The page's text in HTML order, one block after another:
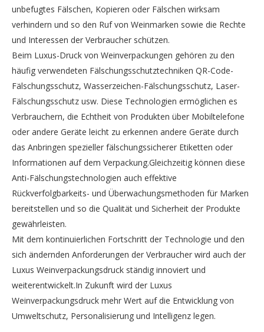
unbefugtes Fälschen, Kopieren oder Fälschen wirksam
verhindern und so den Ruf von Weinmarken sowie die Rechte
und Interessen der Verbraucher schützen.
Beim Luxus-Druck von Weinverpackungen gehören zu den
häufig verwendeten Fälschungsschutztechniken QR-Code-
Fälschungsschutz, Wasserzeichen-Fälschungsschutz, Laser-
Fälschungsschutz usw. Diese Technologien ermöglichen es
Verbrauchern, die Echtheit von Produkten über Mobiltelefone
oder andere Geräte leicht zu erkennen andere Geräte durch
das Anbringen spezieller fälschungssicherer Etiketten oder
Informationen auf dem Verpackung.Gleichzeitig können diese
Anti-Fälschungstechnologien auch effektive
Rückverfolgbarkeits- und Überwachungsmethoden für Marken
bereitstellen und so die Qualität und Sicherheit der Produkte
gewährleisten.
Mit dem kontinuierlichen Fortschritt der Technologie und den
sich ändernden Anforderungen der Verbraucher wird auch der
Luxus Weinverpackungsdruck ständig innoviert und
weiterentwickelt.In Zukunft wird der Luxus
Weinverpackungsdruck mehr Wert auf die Entwicklung von
Umweltschutz, Personalisierung und Intelligenz legen.